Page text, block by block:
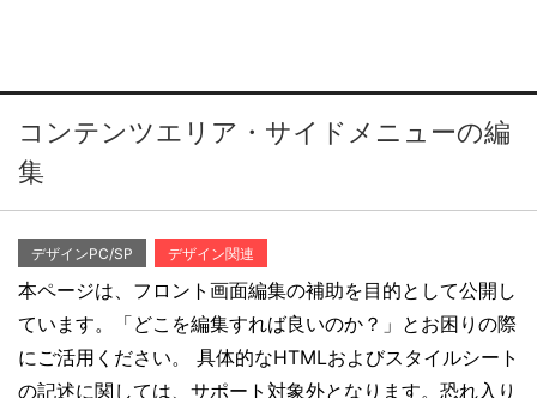
コンテンツエリア・サイドメニューの編
集
デザインPC/SP デザイン関連
本ページは、フロント画面編集の補助を目的として公開し
ています。「どこを編集すれば良いのか？」とお困りの際
にご活用ください。 具体的なHTMLおよびスタイルシート
の記述に関しては、サポート対象外となります。恐れ入り